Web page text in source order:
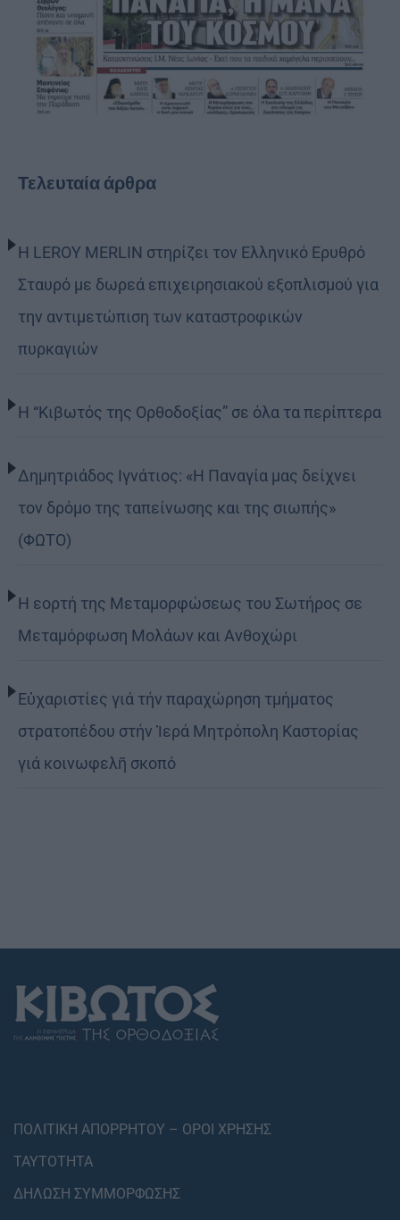
Τελευταία άρθρα
Η LEROY MERLIN στηρίζει τον Ελληνικό Ερυθρό
Σταυρό με δωρεά επιχειρησιακού εξοπλισμού για
την αντιμετώπιση των καταστροφικών
πυρκαγιών
Η “Κιβωτός της Ορθοδοξίας” σε όλα τα περίπτερα
Δημητριάδος Ιγνάτιος: «Η Παναγία μας δείχνει
τον δρόμο της ταπείνωσης και της σιωπής»
(ΦΩΤΟ)
Η εορτή της Μεταμορφώσεως του Σωτήρος σε
Μεταμόρφωση Μολάων και Ανθοχώρι
Εὐχαριστίες γιά τήν παραχώρηση τμήματος
στρατοπέδου στήν Ἱερά Μητρόπολη Καστορίας
γιά κοινωφελῆ σκοπό
ΠΟΛΙΤΙΚΗ ΑΠΟΡΡΗΤΟΥ – ΟΡΟΙ ΧΡΗΣΗΣ
ΤΑΥΤΟΤΗΤΑ
ΔΗΛΩΣΗ ΣΥΜΜΟΡΦΩΣΗΣ